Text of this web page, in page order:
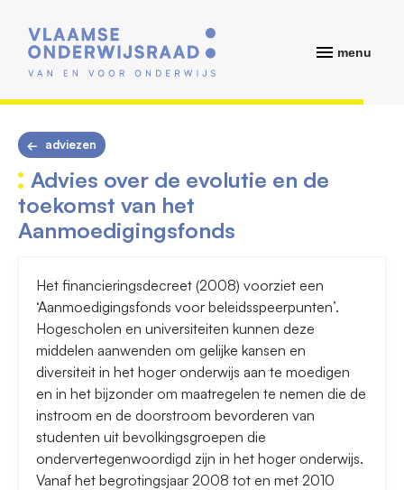
menu
adviezen
Advies over de evolutie en de
toekomst van het
Aanmoedigingsfonds
Het financieringsdecreet (2008) voorziet een
‘Aanmoedigingsfonds voor beleidsspeerpunten’.
Hogescholen en universiteiten kunnen deze
middelen aanwenden om gelijke kansen en
diversiteit in het hoger onderwijs aan te moedigen
en in het bijzonder om maatregelen te nemen die de
instroom en de doorstroom bevorderen van
studenten uit bevolkingsgroepen die
ondervertegenwoordigd zijn in het hoger onderwijs.
Vanaf het begrotingsjaar 2008 tot en met 2010